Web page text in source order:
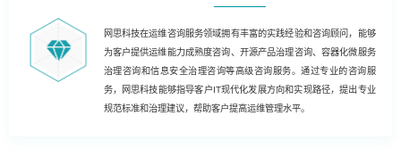
网思科技在运维咨询服务领域拥有丰富的实践经验和咨询顾问，能够
为客户提供运维能力成熟度咨询、开源产品治理咨询、容器化微服务
治理咨询和信息安全治理咨询等高级咨询服务。通过专业的咨询服
务，网思科技能够指导客户IT现代化发展方向和实现路径，提出专业
规范标准和治理建议，帮助客户提高运维管理水平。